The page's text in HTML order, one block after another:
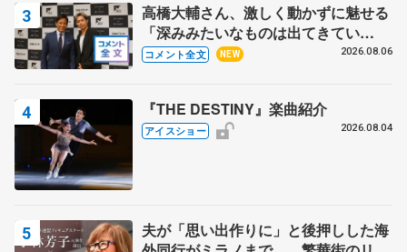
高橋大輔さん、激しく動かずに魅せる
「深みみたいなものは出てきてい
る？」 〝兄さん〟と慕うレジェンド
コメント全文 NEW 2026.08.06
『THE DESTINY』楽曲紹介
アイスショー 2026.08.04
夫が「思い出作りに」と後押しした海